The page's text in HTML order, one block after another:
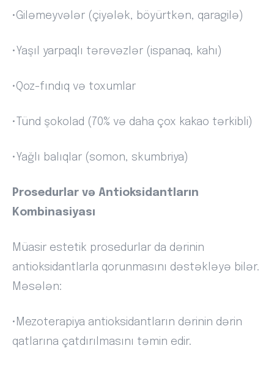
•Giləmeyvələr (çiyələk, böyürtkən, qaragilə)
•Yaşıl yarpaqlı tərəvəzlər (ispanaq, kahı)
•Qoz-fındıq və toxumlar
•Tünd şokolad (70% və daha çox kakao tərkibli)
•Yağlı balıqlar (somon, skumbriya)
Prosedurlar və Antioksidantların
Kombinasiyası
Müasir estetik prosedurlar da dərinin
antioksidantlarla qorunmasını dəstəkləyə bilər.
Məsələn:
•Mezoterapiya antioksidantların dərinin dərin
qatlarına çatdırılmasını təmin edir.